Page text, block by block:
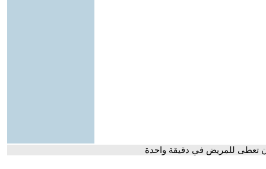
تعطى للمريض في دقيقة واحدة